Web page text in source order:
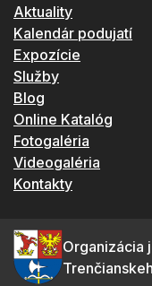
Aktuality
Kalendár podujatí
Expozície
Služby
Blog
Online Katalóg
Fotogaléria
Videogaléria
Kontakty
Organizácia